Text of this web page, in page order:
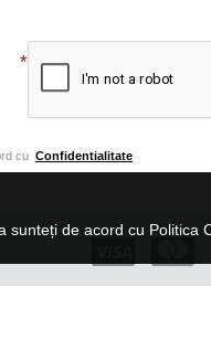
cu Confidentialitate
de acord cu Politica